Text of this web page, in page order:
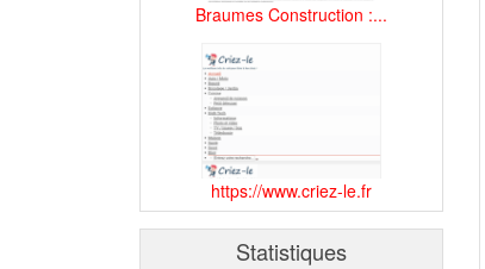
Braumes Construction :...
https://www.criez-le.fr
Statistiques